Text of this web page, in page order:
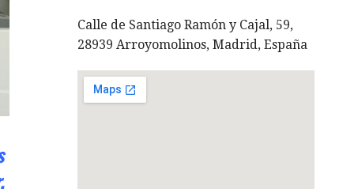
Calle de Santiago Ramón y Cajal, 59,
28939 Arroyomolinos, Madrid, España